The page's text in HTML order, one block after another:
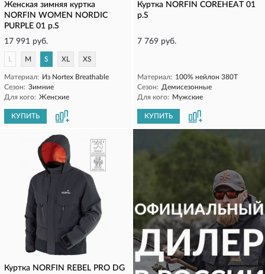
Женская зимняя куртка
NORFIN WOMEN NORDIC
PURPLE 01 р.S
17 991 руб.
M S XL XS
Материал: Из Nortex Breathable
Сезон: Зимние
Для кого: Женские
КУПИТЬ
Куртка NORFIN COREHEAT 01
р.S
7 769 руб.
Материал: 100% нейлон 380T
Сезон: Демисезонные
Для кого: Мужские
КУПИТЬ
Куртка NORFIN REBEL PRO DG